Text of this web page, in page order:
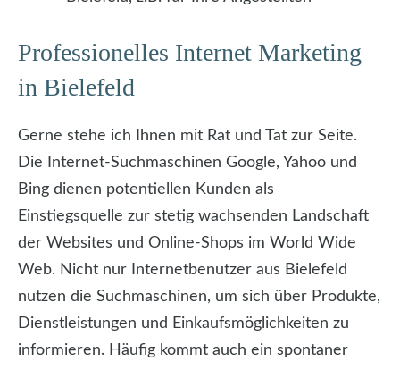
Professionelles Internet Marketing
in Bielefeld
Gerne stehe ich Ihnen mit Rat und Tat zur Seite.
Die Internet-Suchmaschinen Google, Yahoo und
Bing dienen potentiellen Kunden als
Einstiegsquelle zur stetig wachsenden Landschaft
der Websites und Online-Shops im World Wide
Web. Nicht nur Internetbenutzer aus Bielefeld
nutzen die Suchmaschinen, um sich über Produkte,
Dienstleistungen und Einkaufsmöglichkeiten zu
informieren. Häufig kommt auch ein spontaner